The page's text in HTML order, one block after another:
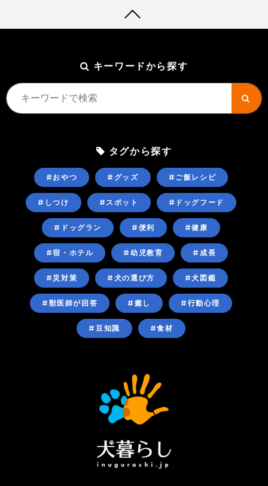
キーワードから探す
タグから探す
#おやつ #グッズ #ご飯レシピ
#しつけ #スポット #ドッグフード
#ドッグラン #便利 #健康
#宿・ホテル #幼児教育 #成長
#災対策 #犬の選び方 #犬図鑑
#獣医師が回答 #癒し #行動心理
#豆知識 #食材